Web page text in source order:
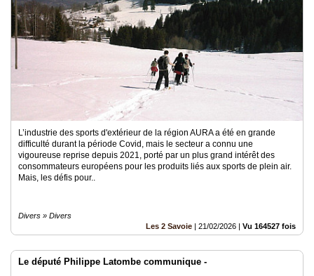
L’industrie des sports d'extérieur de la région AURA a été en grande
difficulté durant la période Covid, mais le secteur a connu une
vigoureuse reprise depuis 2021, porté par un plus grand intérêt des
consommateurs européens pour les produits liés aux sports de plein air.
Mais, les défis pour..
Divers » Divers
Les 2 Savoie | 21/02/2026 | Vu 164527 fois
Le député Philippe Latombe communique -